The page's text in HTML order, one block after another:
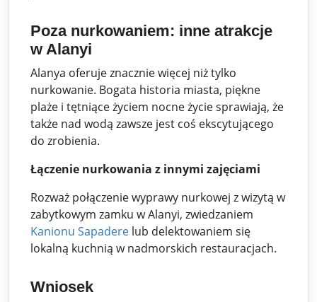
Poza nurkowaniem: inne atrakcje
w Alanyi
Alanya oferuje znacznie więcej niż tylko
nurkowanie. Bogata historia miasta, piękne
plaże i tętniące życiem nocne życie sprawiają, że
także nad wodą zawsze jest coś ekscytującego
do zrobienia.
Łączenie nurkowania z innymi zajęciami
Rozważ połączenie wyprawy nurkowej z wizytą w
zabytkowym zamku w Alanyi, zwiedzaniem
Kanionu Sapadere lub delektowaniem się
lokalną kuchnią w nadmorskich restauracjach.
Wniosek